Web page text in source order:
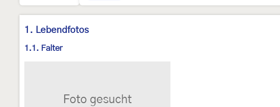
1. Lebendfotos
1.1. Falter